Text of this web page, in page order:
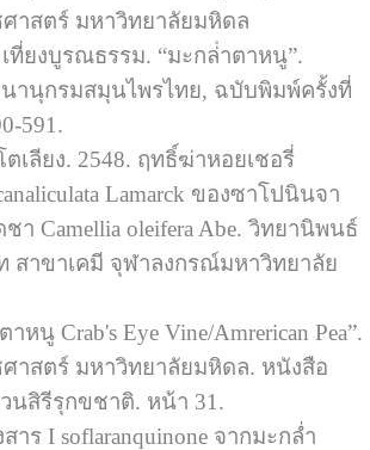
าสตร์ มหาวิทยาลัยมหิดล
ที่ยงบูรณธรรม. “มะกล่ําตาหนู”.
านุกรมสมุนไพรไทย, ฉบับพิมพ์ครั้งที่
591.
ตเลียง. 2548. ฤทธิ์ฆ่าหอยเชอรี่
Lamarck ของซาโปนินจา
า Camellia oleifera Abe. วิทยานิพนธ์
สาขาเคมี จุฬาลงกรณ์มหาวิทยาลัย
าหนู Crab's Eye Vine/Amrerican Pea”.
าสตร์ มหาวิทยาลัยมหิดล. หนังสือ
นสิรีรุกขชาติ. หน้า 31.
าร I soflaranquinone จากมะกล่ำ